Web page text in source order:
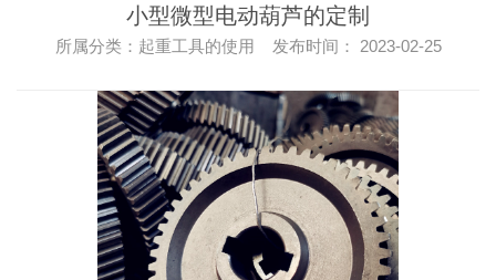
小型微型电动葫芦的定制
所属分类：起重工具的使用 发布时间： 2023-02-25